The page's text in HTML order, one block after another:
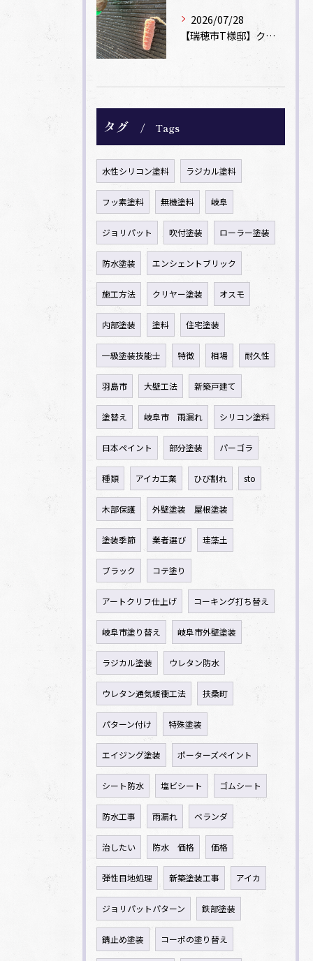
2026/07/28
【瑞穂市T様邸】クリヤー塗装とコーキング「後打ち」で新築時の美しさを再現
タグ Tags
水性シリコン塗料 ラジカル塗料
フッ素塗料 無機塗料 岐阜
ジョリパット 吹付塗装 ローラー塗装
防水塗装 エンシェントブリック
施工方法 クリヤー塗装 オスモ
内部塗装 塗料 住宅塗装
一級塗装技能士 特徴 相場 耐久性
羽島市 大壁工法 新築戸建て
塗替え 岐阜市 雨漏れ シリコン塗料
日本ペイント 部分塗装 パーゴラ
種類 アイカ工業 ひび割れ sto
木部保護 外壁塗装 屋根塗装
塗装季節 業者選び 珪藻土
ブラック コテ塗り
アートクリフ仕上げ コーキング打ち替え
岐阜市塗り替え 岐阜市外壁塗装
ラジカル塗装 ウレタン防水
ウレタン通気緩衝工法 扶桑町
パターン付け 特殊塗装
エイジング塗装 ポーターズペイント
シート防水 塩ビシート ゴムシート
防水工事 雨漏れ ベランダ
治したい 防水 価格 価格
弾性目地処理 新築塗装工事 アイカ
ジョリパットパターン 鉄部塗装
錆止め塗装 コーポの塗り替え